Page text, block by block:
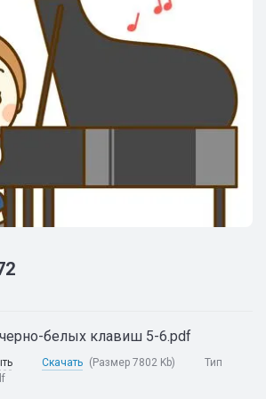
черно-белых клавиш 5-6.pdf
Скачать (Размер 7802 Kb)
Тип